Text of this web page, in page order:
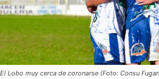
El Lobo muy cerca de coronarse (Foto: Consu